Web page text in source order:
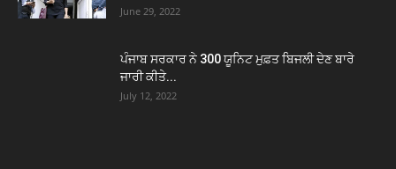
June 29, 2022
ਪੰਜਾਬ ਸਰਕਾਰ ਨੇ 300 ਯੂਨਿਟ ਮੁਫ਼ਤ ਬਿਜਲੀ ਦੇਣ ਬਾਰੇ
ਜਾਰੀ ਕੀਤੇ...
July 12, 2022